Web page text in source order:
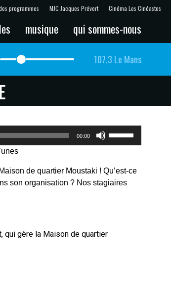
programmes MJC Jacques Prévert Cinéma Les Cinéastes
musique qui sommes-nous
107.3 Le Mans
00:00
haut/bas
pour
de quartier Moustaki ! Qu’est-ce
son organisation ? Nos stagiaires
qui gère la Maison de quartier